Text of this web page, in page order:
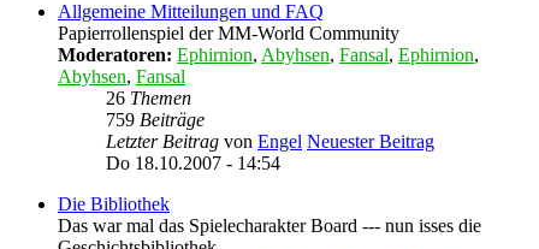
Allgemeine Mitteilungen und FAQ
Papierrollenspiel der MM-World Community
Moderatoren: Ephirnion, Abyhsen, Fansal, Ephirnion,
Abyhsen, Fansal
26 Themen
759 Beiträge
Letzter Beitrag von Engel Neuester Beitrag
Do 18.10.2007 - 14:54
Die Bibliothek
Das war mal das Spielecharakter Board --- nun isses die